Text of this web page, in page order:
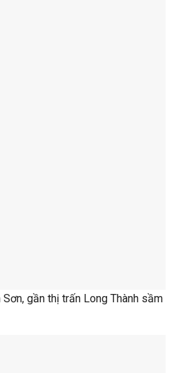
gần thị trấn Long Thành sầm